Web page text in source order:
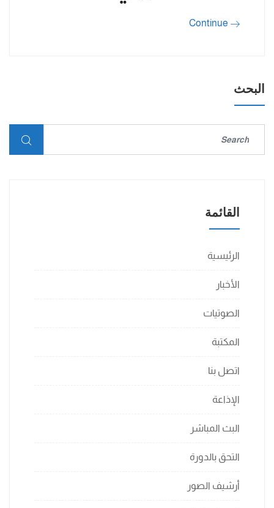
Continue
البحث
القائمة
الرئيسية
الأخبار
الصوتيات
المكتبة
اتصل بنا
الإذاعة
البث المباشر
التحق بالدورة
أرشيف الصور